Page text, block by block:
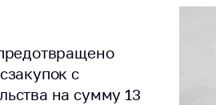
обслуживания
вопросам
регулирования и
с
на сумму 13